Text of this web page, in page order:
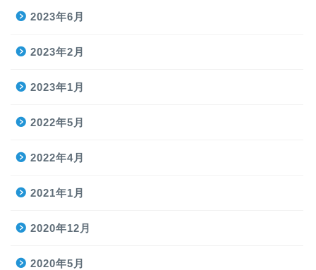
2023年6月
2023年2月
2023年1月
2022年5月
2022年4月
2021年1月
2020年12月
2020年5月